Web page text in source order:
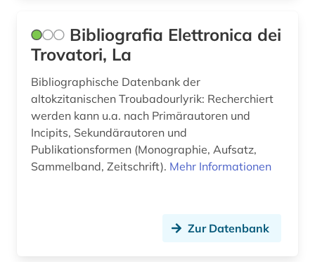
nationalkonvent (1)
naturwissenschaft und technik
&lt;unterrichtsfach&gt; (1)
Bibliografia Elettronica dei
Trovatori, La
Bibliographische Datenbank der
altokzitanischen Troubadourlyrik: Recherchiert
werden kann u.a. nach Primärautoren und
Incipits, Sekundärautoren und
Publikationsformen (Monographie, Aufsatz,
Sammelband, Zeitschrift). Mehr Informationen
Zur Datenbank